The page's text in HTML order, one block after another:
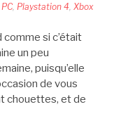
PC, Playstation 4 Xbox
comme si c’était
un peu
puisqu’elle
de vous
chouettes, et de